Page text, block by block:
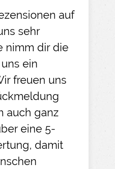
auf
sehr
nimm dir die
ein
freuen uns
auch ganz
eine 5-
damit